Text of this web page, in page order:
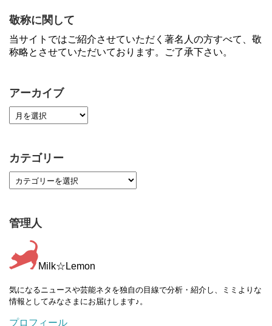
敬称に関して
当サイトではご紹介させていただく著名人の方すべて、敬
称略とさせていただいております。ご了承下さい。
アーカイブ
カテゴリー
管理人
Milk☆Lemon
気になるニュースや芸能ネタを独自の目線で分析・紹介し、ミミよりな
情報としてみなさまにお届けします♪。
プロフィール